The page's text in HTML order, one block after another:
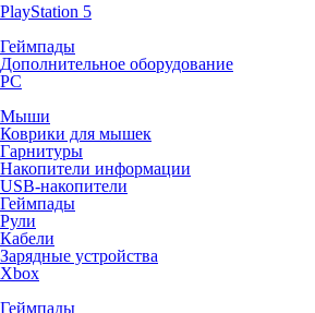
PlayStation 5
Геймпады
Дополнительное оборудование
PC
Мыши
Коврики для мышек
Гарнитуры
Накопители информации
USB-накопители
Геймпады
Рули
Кабели
Зарядные устройства
Xbox
Геймпады